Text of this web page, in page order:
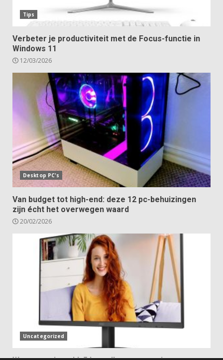
Tips
Verbeter je productiviteit met de Focus-functie in
Windows 11
12/03/2026
Desktop PC's
Van budget tot high-end: deze 12 pc-behuizingen
zijn écht het overwegen waard
20/02/2026
Uncategorized